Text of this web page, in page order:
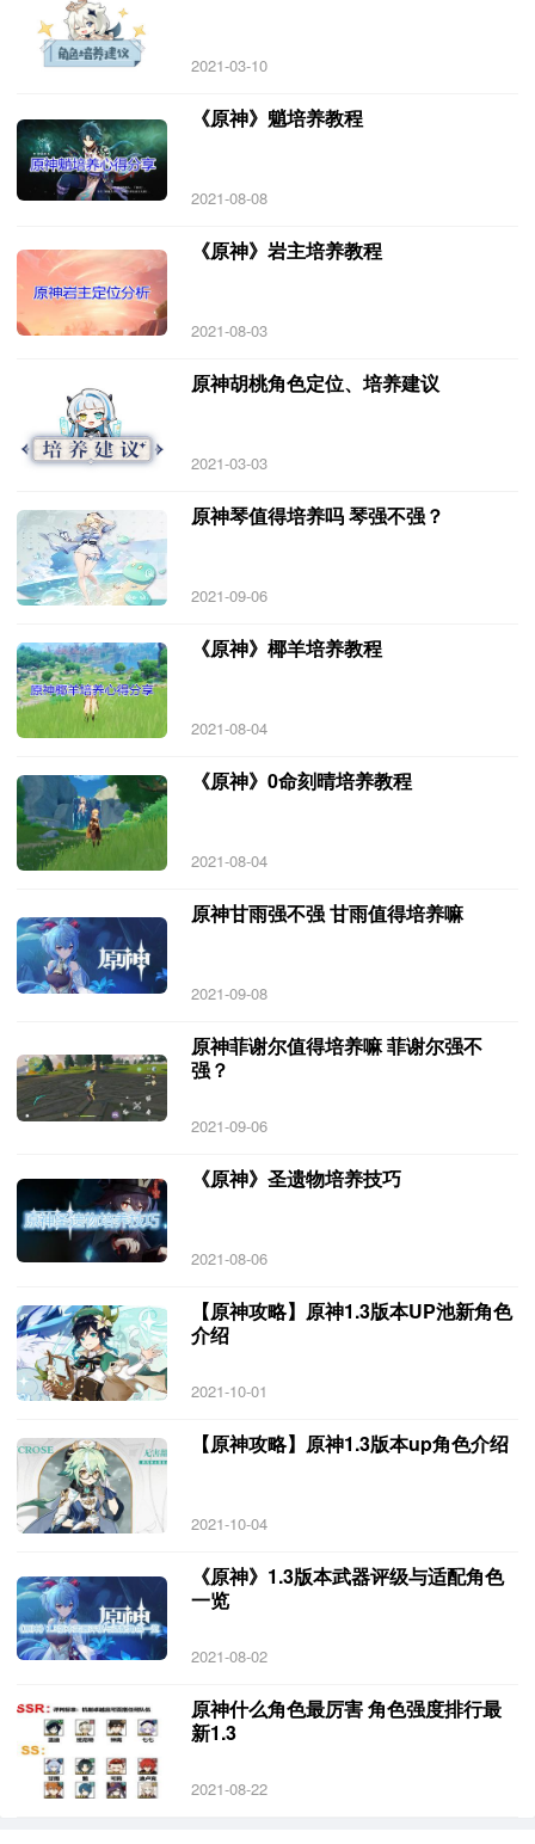
2021-03-10
《原神》魈培养教程
2021-08-08
《原神》岩主培养教程
2021-08-03
原神胡桃角色定位、培养建议
2021-03-03
原神琴值得培养吗 琴强不强？
2021-09-06
《原神》椰羊培养教程
2021-08-04
《原神》0命刻晴培养教程
2021-08-04
原神甘雨强不强 甘雨值得培养嘛
2021-09-08
原神菲谢尔值得培养嘛 菲谢尔强不
强？
2021-09-06
《原神》圣遗物培养技巧
2021-08-06
【原神攻略】原神1.3版本UP池新角色
介绍
2021-10-01
【原神攻略】原神1.3版本up角色介绍
2021-10-04
《原神》1.3版本武器评级与适配角色
一览
2021-08-02
原神什么角色最厉害 角色强度排行最
新1.3
2021-08-22